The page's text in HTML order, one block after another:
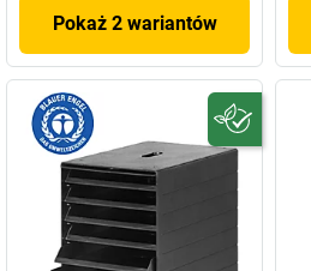
Pokaż 2 wariantów